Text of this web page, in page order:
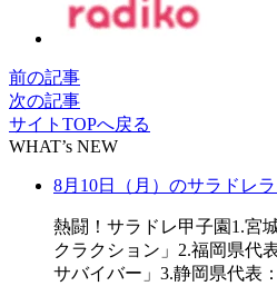
前の記事
次の記事
サイトTOPへ戻る
WHAT’s NEW
8月10日（月）のサラドレ
熱闘！サラドレ甲子園1.宮
クラクション」2.福岡県代
サバイバー」3.静岡県代表